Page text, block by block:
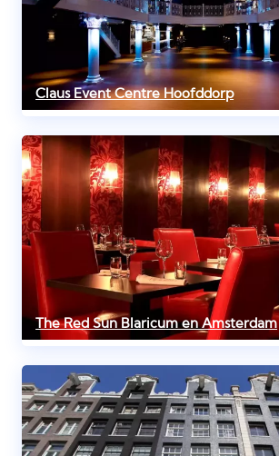
Claus Event Centre Hoofddorp
The Red Sun Blaricum en Amsterdam